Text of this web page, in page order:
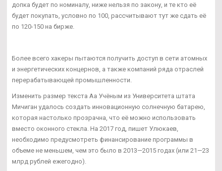
допка будет по номиналу, ниже нельзя по закону, и те кто её
будет покупать, условно по 100, рассчитывают тут же сдать её
по 120-150 на бирже.
Более всего хакеры пытаются получить доступ в сети атомных
и энергетических концернов, а также компаний ряда отраслей
перерабатывающей промышленности.
Изменить размер текста Аа Учёным из Университета штата
Мичиган удалось создать инновационную солнечную батарею,
которая настолько прозрачна, что её можно использовать
вместо оконного стекла. На 2017 год, пишет Улюкаев,
необходимо предусмотреть финансирование программы в
объеме не меньшем, чем это было в 2013—2015 годах (или 21—23
млрд рублей ежегодно).